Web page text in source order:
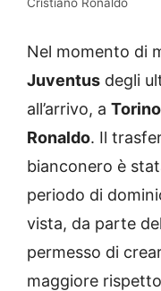
Nel momento di
Juventus degli
all’arrivo, a Torino
Ronaldo. Il
bianconero è
periodo di
vista, da parte
permesso di
maggiore